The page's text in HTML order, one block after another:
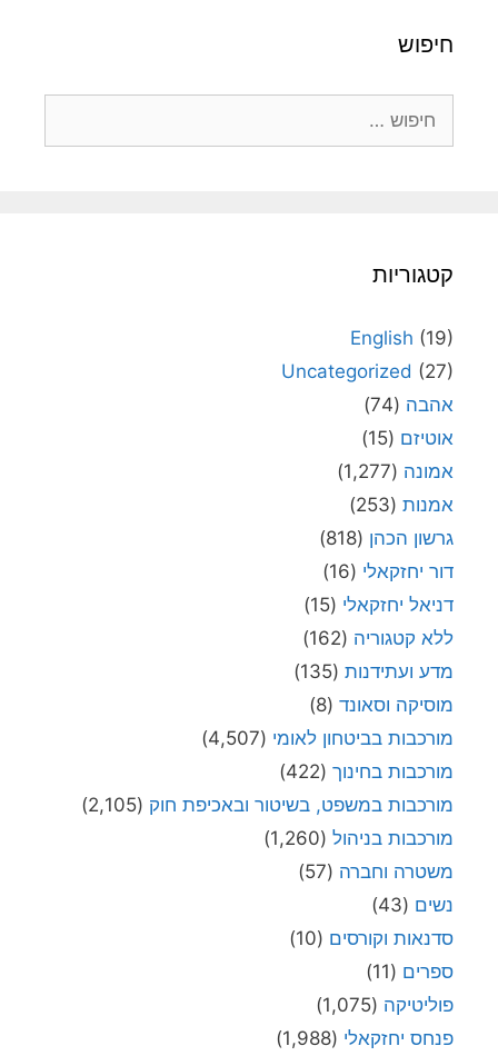
חיפוש
קטגוריות
English (19)
Uncategorized (27)
אהבה (74)
אוטיזם (15)
אמונה (1,277)
אמנות (253)
גרשון הכהן (818)
דור יחזקאלי (16)
דניאל יחזקאלי (15)
ללא קטגוריה (162)
מדע ועתידנות (135)
מוסיקה וסאונד (8)
מורכבות בביטחון לאומי (4,507)
מורכבות בחינוך (422)
מורכבות במשפט, בשיטור ובאכיפת חוק (2,105)
מורכבות בניהול (1,260)
משטרה וחברה (57)
נשים (43)
סדנאות וקורסים (10)
ספרים (11)
פוליטיקה (1,075)
פנחס יחזקאלי (1,988)